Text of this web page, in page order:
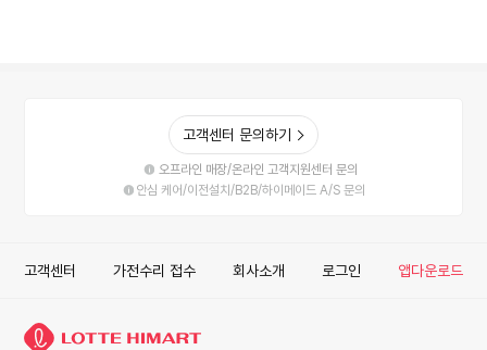
고객센터 문의하기
오프라인 매장/온라인 고객지원센터 문의
안심 케어/이전설치/B2B/하이메이드 A/S 문의
고객센터 가전수리 접수 회사소개 로그인 앱다운로드